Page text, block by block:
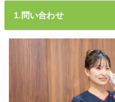
1.問い合わせ